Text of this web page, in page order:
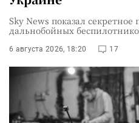
Sky News показал секретное
дальнобойных
6 августа 2026, 18:20 17